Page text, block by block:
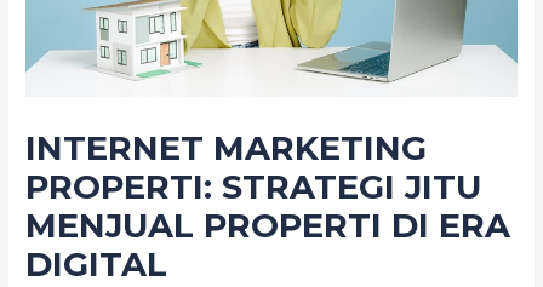
INTERNET MARKETING
PROPERTI: STRATEGI JITU
MENJUAL PROPERTI DI ERA
DIGITAL